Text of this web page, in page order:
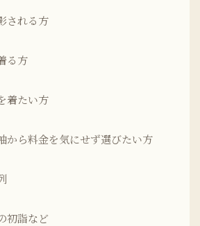
される方
る方
着たい方
から料金を気にせず選びたい方
初詣など